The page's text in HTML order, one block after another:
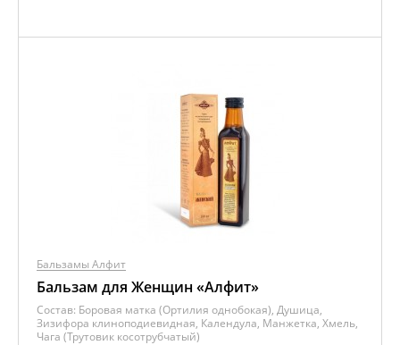
Бальзамы Алфит
Бальзам для Женщин «Алфит»
Состав: Боровая матка (Ортилия однобокая), Душица,
Зизифора клиноподиевидная, Календула, Манжетка, Хмель,
Чага (Трутовик косотрубчатый)